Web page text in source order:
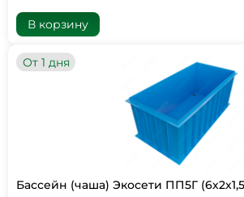
В корзину
От 1 дня
Бассейн (чаша) Экосети ПП5Г